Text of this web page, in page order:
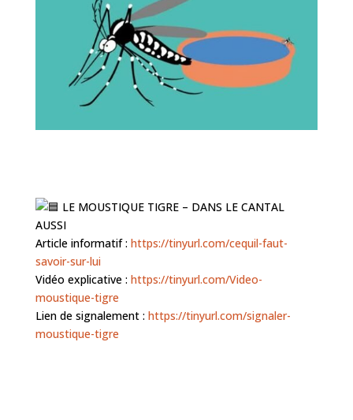
LE MOUSTIQUE TIGRE – DANS LE CANTAL
AUSSI
Article informatif : https://tinyurl.com/cequil-faut-
savoir-sur-lui
Vidéo explicative : https://tinyurl.com/Video-
moustique-tigre
Lien de signalement : https://tinyurl.com/signaler-
moustique-tigre